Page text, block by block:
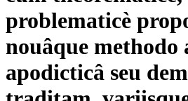
problematicè
nouâque methodo
apodicticâ seu